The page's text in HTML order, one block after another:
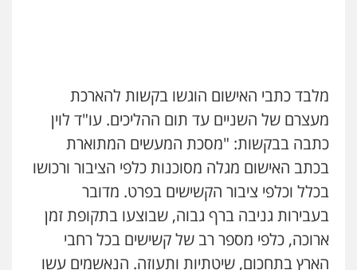
עו"ד אייל אוחיון
וחקירות
0523602602
עו"ד זקי אלעברה
פשיעה חמורה עורכי דין לענייני אסירים
0559600005
מלבד כתבי האישום הוגשו בקשות להארכת
מעצרם של השניים עד תום ההליכים. עו"ד לוין
כתבה בבקשות: "מסכת המעשים המתוארת
בכתב האישום מגלה מסוכנות כלפי הציבור ורכושו
בכלל וכלפי ציבור הקשישים בפרט. מדובר
בעבירות גניבה ברף גבוה, שבוצעו בתקופת זמן
ארוכה, כלפי מספר רב של קשישים בכל רחבי
הארץ בתחכום, שיטתיות ותעוזה. הנאשמים עשו
עו"ד שאדי נאטור
פלילי פשיעה חמורה מעצרים וחקירות
0509230800
גל דהן – משרד עורך דין פלילי
פלילי פשיעה חמורה סמים מעצרים
וחקירות
0544723840